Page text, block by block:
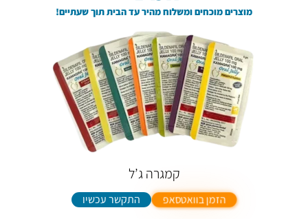
מוצרים מוכחים ומשלוח מהיר עד הבית תוך שעתיים!
קמגרה ג’ל
הזמן בוואטסאפ התקשר עכשיו